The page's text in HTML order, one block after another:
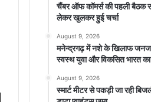
चैंबर ऑफ कॉमर्स की पहली बैठक
लेकर खुलकर हुई चर्चा
August 9, 2026
मनेन्द्रगढ़ में नशे के खिलाफ
स्वस्थ युवा और विकसित भारत
August 9, 2026
स्मार्ट मीटर से पकड़ी जा रही